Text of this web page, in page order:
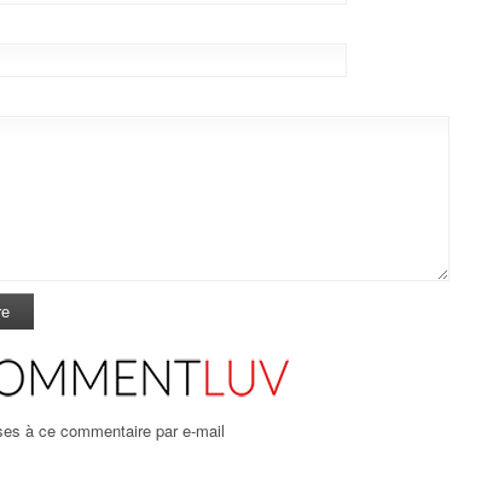
à ce commentaire par e-mail